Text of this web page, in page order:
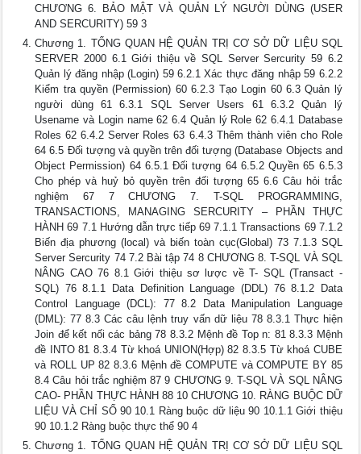
CHƯƠNG 6. BẢO MẬT VÀ QUẢN LÝ NGƯỜI DÙNG (USER
AND SERCURITY) 59 3
Chương 1. TỔNG QUAN HỆ QUẢN TRỊ CƠ SỞ DỮ LIỆU SQL
SERVER 2000 6.1 Giới thiệu về SQL Server Sercurity 59 6.2
Quản lý đăng nhập (Login) 59 6.2.1 Xác thực đăng nhập 59 6.2.2
Kiểm tra quyền (Permission) 60 6.2.3 Tạo Login 60 6.3 Quản lý
người dùng 61 6.3.1 SQL Server Users 61 6.3.2 Quản lý
Usename và Login name 62 6.4 Quản lý Role 62 6.4.1 Database
Roles 62 6.4.2 Server Roles 63 6.4.3 Thêm thành viên cho Role
64 6.5 Đối tượng và quyền trên đối tượng (Database Objects and
Object Permission) 64 6.5.1 Đối tượng 64 6.5.2 Quyền 65 6.5.3
Cho phép và huỷ bỏ quyền trên đối tượng 65 6.6 Câu hỏi trắc
nghiệm 67 7 CHƯƠNG 7. T-SQL PROGRAMMING,
TRANSACTIONS, MANAGING SERCURITY – PHẦN THỰC
HÀNH 69 7.1 Hướng dẫn trực tiếp 69 7.1.1 Transactions 69 7.1.2
Biến địa phương (local) và biến toàn cục(Global) 73 7.1.3 SQL
Server Sercurity 74 7.2 Bài tập 74 8 CHƯƠNG 8. T-SQL VÀ SQL
NÂNG CAO 76 8.1 Giới thiệu sơ lược về T- SQL (Transact -
SQL) 76 8.1.1 Data Definition Language (DDL) 76 8.1.2 Data
Control Language (DCL): 77 8.2 Data Manipulation Language
(DML): 77 8.3 Các câu lệnh truy vấn dữ liệu 78 8.3.1 Thực hiện
Join để kết nối các bảng 78 8.3.2 Mệnh đề Top n: 81 8.3.3 Mệnh
đề INTO 81 8.3.4 Từ khoá UNION(Hợp) 82 8.3.5 Từ khoá CUBE
và ROLL UP 82 8.3.6 Mệnh đề COMPUTE và COMPUTE BY 85
8.4 Câu hỏi trắc nghiệm 87 9 CHƯƠNG 9. T-SQL VÀ SQL NÂNG
CAO- PHẦN THỰC HÀNH 88 10 CHƯƠNG 10. RÀNG BUỘC DỮ
LIỆU VÀ CHỈ SỐ 90 10.1 Ràng buộc dữ liệu 90 10.1.1 Giới thiệu
90 10.1.2 Ràng buộc thực thể 90 4
Chương 1. TỔNG QUAN HỆ QUẢN TRỊ CƠ SỞ DỮ LIỆU SQL